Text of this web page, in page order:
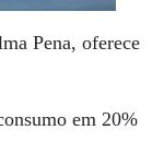
Pena, oferece
em 20%